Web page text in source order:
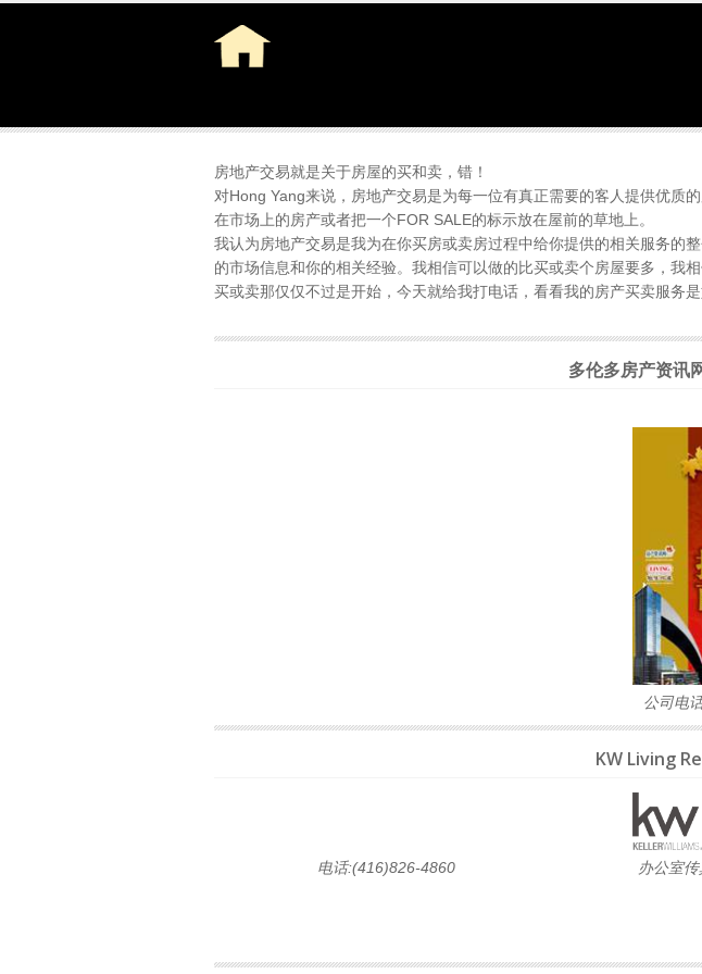
房地产交易就是关于房屋的买和卖，错！
对Hong Yang来说，房地产交易是为每一位有真正需要的客人提供优质
在市场上的房产或者把一个FOR SALE的标示放在屋前的草地上。
我认为房地产交易是我为在你买房或卖房过程中给你提供的相关服务的
的市场信息和你的相关经验。我相信可以做的比买或卖个房屋要多，我
买或卖那仅仅不过是开始，今天就给我打电话，看看我的房产买卖服务
多伦多房产资讯
公司电
KW Living
电话:(416)826-4860 办公室